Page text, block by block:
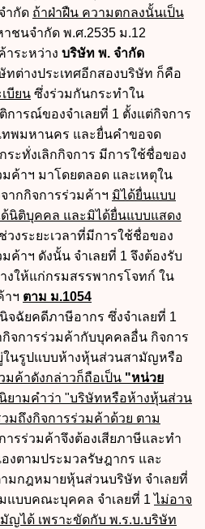
ำกัด ถ้าฝ่าฝืน ความตกลงนั้นเป็น
ชนจำกัด พ.ศ.2535 ม.12
าระหว่าง บริษัท พ. จำกัด
ทต่างประเทศอีกสองบริษัท ก็คือ
บียน ซึ่งร่วมกันกระทำใน
การณ์ของจำเลยที่ 1 ตั้งแต่กิจการ
พมหานคร และยื่นคำขอจด
ะทั่งเลิกกิจการ มีการใช้ชื่อของ
มค้าฯ มาโดยตลอด และเหตุใน
ากกิจการร่วมค้าฯ มิได้ยื่นแบบ
ด้นิติบุคคล และมิได้ยื่นแบบแสดง
วงระยะเวลาที่มีการใช้ชื่อของ
ค้าฯ ดังนั้น จำเลยที่ 1 จึงต้องรับ
ให้แก่กรมสรรพากรโจทก์ ใน
าฯ ตาม ม.1054
จฉัยคดีภาษีอากร ซึ่งจำเลยที่ 1
จการร่วมค้ากับบุคคลอื่น กิจการ
ในรูปแบบห้างหุ้นส่วนสามัญหรือ
มค้าดังกล่าวก็ถือเป็น "หน่วย
ยามคำว่า "บริษัทหรือห้างหุ้นส่วน
มถึงกิจการร่วมค้าด้วย ตาม
ารร่วมค้าจึงต้องเสียภาษีและทำ
งตามประมวลรัษฎากร และ
มกฎหมายหุ้นส่วนบริษัท จำเลยที่
แบบคณะบุคคล จำเลยที่ 1ไม่อาจ
ญได้ เพราะขัดกับ พ.ร.บ.บริษัท